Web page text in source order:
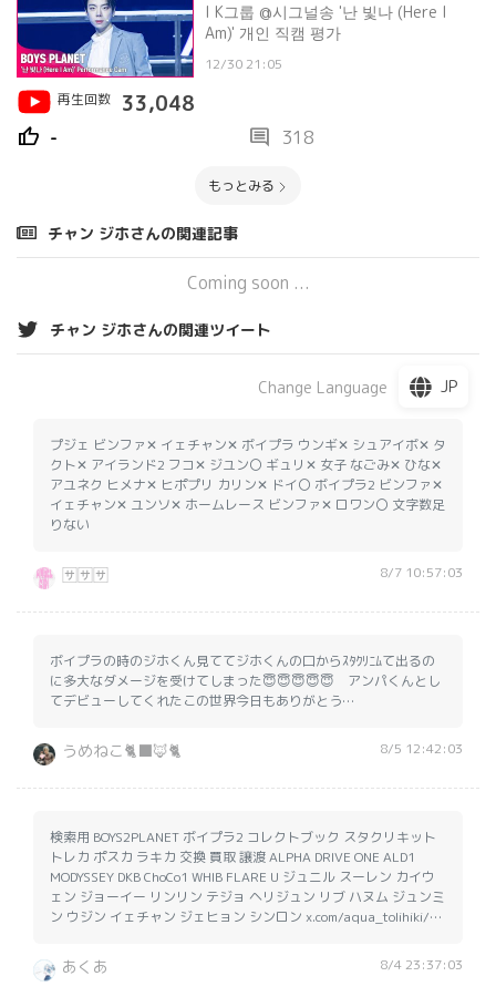
I K그룹 @시그널송 '난 빛나 (Here I
Am)' 개인 직캠 평가
12/30 21:05
再生回数
33,048
thumb_up - comment 318
もっとみる
チャン ジホさんの関連記事
Coming soon ...
チャン ジホさんの関連ツイート
Change Language JP
プジェ ビンファ✕ イェチャン✕ ボイプラ ウンギ✕ シュアイボ✕ タ
クト✕ アイランド2 フコ✕ ジユン〇 ギュリ✕ 女子 なごみ✕ ひな✕
アユネク ヒメナ✕ ヒポプリ カリン✕ ドイ〇 ボイプラ2 ビンファ✕
イェチャン✕ ユンソ✕ ホームレース ビンファ✕ ロワン〇 文字数足
りない
🈂️🈂️🈂️ 8/7 10:57:03
ボイプラの時のジホくん見ててジホくんの口からｽﾀｸﾘﾆﾑて出るの
に多大なダメージを受けてしまった😇😇😇😇😇 アンパくんとし
てデビューしてくれたこの世界今日もありがとう…
うめねこ🐈‍⬛🦊🐈️ 8/5 12:42:03
検索用 BOYS2PLANET ボイプラ2 コレクトブック スタクリキット
トレカ ポスカ ラキカ 交換 買取 譲渡 ALPHA DRIVE ONE ALD1
MODYSSEY DKB ChoCo1 WHIB FLARE U ジュニル スーレン カイウ
ェン ジョーイー リンリン テジョ ヘリジュン リブ ハヌム ジュンミ
ン ウジン イェチャン ジェヒョン シンロン x.com/aqua_tolihiki/…
あくあ 8/4 23:37:03